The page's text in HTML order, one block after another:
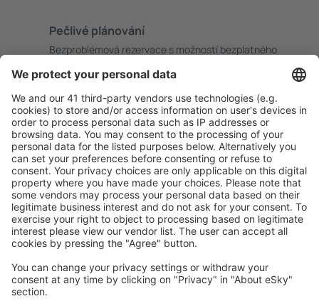
Pečlivé plánování
Bezproblémová rezervace s možností bezplatného
S námi ušetříte
Atraktivní ceny a speciální nabídky pro přihlášené
uživatele.
Ubytování dle vašeho gusta
Vyberte si z více než 1.3 milionu zařízení: hotelů,
apartmánů, chat a dalších.
Hotely ve Spojených státech amerických - Oblíbená města